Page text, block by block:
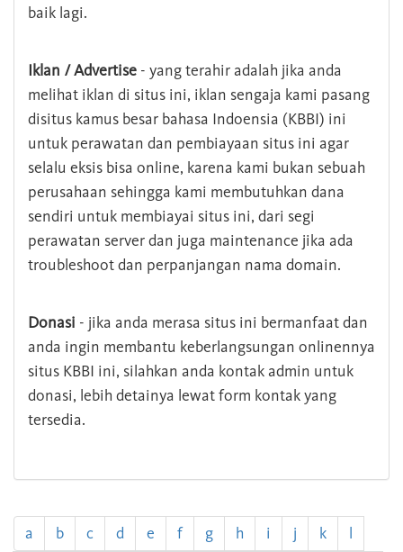
baik lagi.
Iklan / Advertise - yang terahir adalah jika anda
melihat iklan di situs ini, iklan sengaja kami pasang
disitus kamus besar bahasa Indoensia (KBBI) ini
untuk perawatan dan pembiayaan situs ini agar
selalu eksis bisa online, karena kami bukan sebuah
perusahaan sehingga kami membutuhkan dana
sendiri untuk membiayai situs ini, dari segi
perawatan server dan juga maintenance jika ada
troubleshoot dan perpanjangan nama domain.
Donasi - jika anda merasa situs ini bermanfaat dan
anda ingin membantu keberlangsungan onlinennya
situs KBBI ini, silahkan anda kontak admin untuk
donasi, lebih detainya lewat form kontak yang
tersedia.
a b c d e f g h i j k l